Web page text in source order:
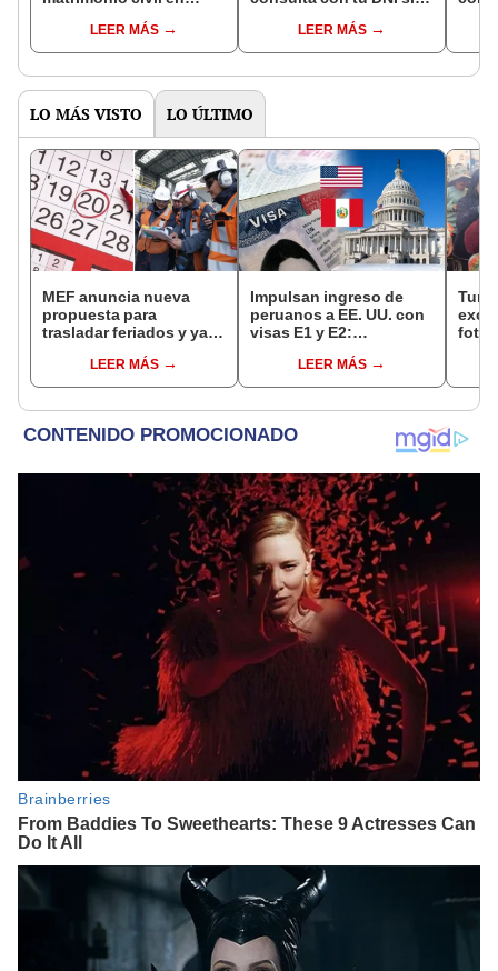
LEER MÁS
de mesa para este 4 de
octubre en el link oficial
LEER MÁS
LO MÁS VISTO LO ÚLTIMO
MEF anuncia nueva
propuesta para
trasladar feriados y ya
“Lunes es mejor día”
LEER MÁS
Impulsan ingreso de
peruanos a EE. UU. con
visas E1 y E2:
pymes serían los más
beneficiados
LEER MÁS